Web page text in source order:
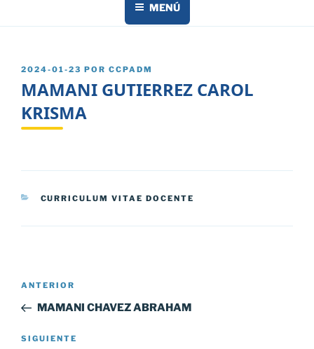
MENÚ
PUBLICADO
2024-01-23 POR CCPADM
MAMANI GUTIERREZ CAROL
KRISMA
CATEGORÍAS
CURRICULUM VITAE DOCENTE
Navegación
entradas
Entrada
anterior:
ANTERIOR
MAMANI CHAVEZ ABRAHAM
Siguiente
SIGUIENTE